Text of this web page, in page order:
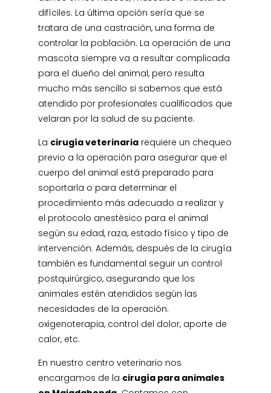
difíciles. La última opción sería que se
tratara de una castración, una forma de
controlar la población. La operación de una
mascota siempre va a resultar complicada
para el dueño del animal, pero resulta
mucho más sencillo si sabemos que está
atendido por profesionales cualificados que
velaran por la salud de su paciente.
La cirugía veterinaria requiere un chequeo
previo a la operación para asegurar que el
cuerpo del animal está preparado para
soportarla o para determinar el
procedimiento más adecuado a realizar y
el protocolo anestésico para el animal
según su edad, raza, estado físico y tipo de
intervención. Además, después de la cirugía
también es fundamental seguir un control
postquirúrgico, asegurando que los
animales estén atendidos según las
necesidades de la operación:
oxigenoterapia, control del dolor, aporte de
calor, etc.
En nuestro centro veterinario nos
encargamos de la cirugía para animales